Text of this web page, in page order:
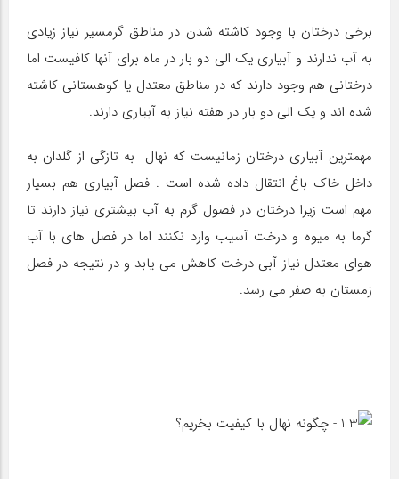
برخی درختان با وجود کاشته شدن در مناطق گرمسیر نیاز زیادی
به آب ندارند و آبیاری یک الی دو بار در ماه برای آنها کافیست اما
درختانی هم وجود دارند که در مناطق معتدل یا کوهستانی کاشته
شده اند و یک الی دو بار در هفته نیاز به آبیاری دارند.
مهمترین آبیاری درختان زمانیست که نهال به تازگی از گلدان به
داخل خاک باغ انتقال داده شده است . فصل آبیاری هم بسیار
مهم است زیرا درختان در فصول گرم به آب بیشتری نیاز دارند تا
گرما به میوه و درخت آسیب وارد نکنند اما در فصل های با آب
هوای معتدل نیاز آبی درخت کاهش می یابد و در نتیجه در فصل
زمستان به صفر می رسد.